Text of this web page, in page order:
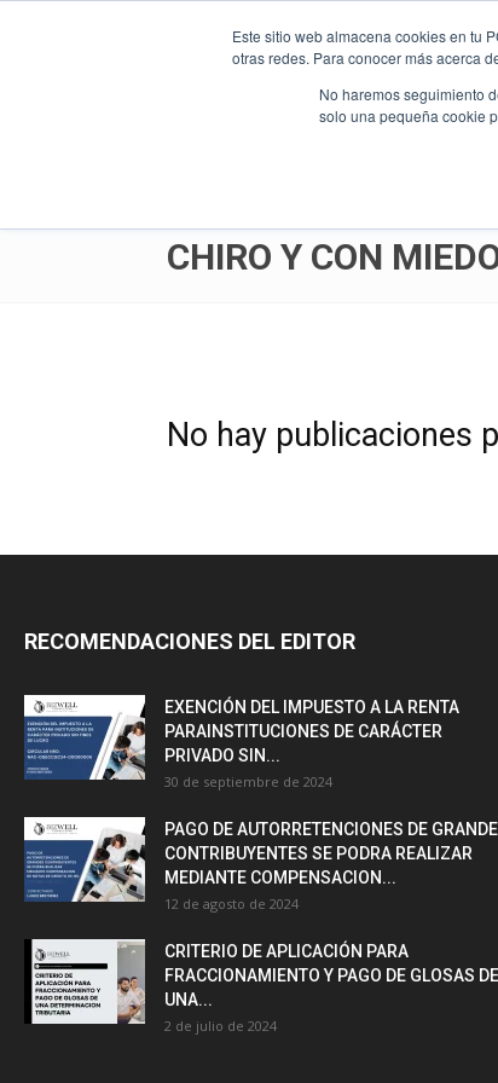
Este sitio web almacena cookies en tu
otras redes. Para conocer más acerca
No haremos seguimiento
solo una pequeña cookie
Consulting
Pagina
CHIRO Y CON
No hay publicaciones
RECOMENDACIONES DEL EDITOR
EXENCIÓN DEL IMPUESTO A LA RENTA
PARAINSTITUCIONES DE CARÁCTER
PRIVADO SIN...
30 de septiembre de 2024
PAGO DE AUTORRETENCIONES DE
CONTRIBUYENTES SE PODRA REALIZAR
MEDIANTE COMPENSACION...
12 de agosto de 2024
CRITERIO DE APLICACIÓN PARA
FRACCIONAMIENTO Y PAGO DE GLOSAS DE
UNA...
2 de julio de 2024